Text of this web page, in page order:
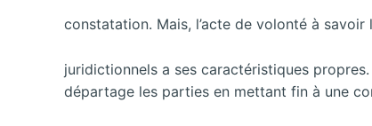
constatation. Mais, l’acte de volonté à
juridictionnels a ses caractéristiques
départage les parties en mettant fin à une